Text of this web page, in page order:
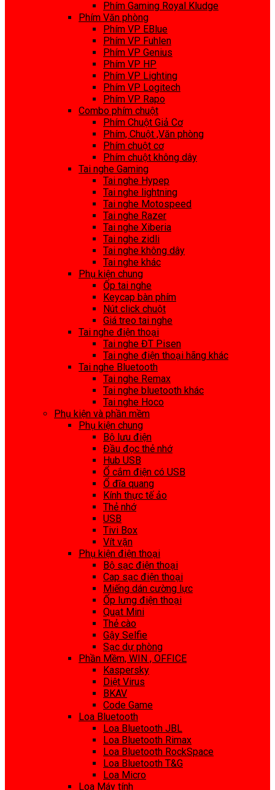
Phím Gaming Royal Kludge
Phím Văn phòng
Phím VP EBlue
Phím VP Fuhlen
Phím VP Genius
Phím VP HP
Phím VP Lighting
Phím VP Logitech
Phím VP Rapo
Combo phím chuột
Phím Chuột Giả Cơ
Phím, Chuột ,Văn phòng
Phím chuột cơ
Phím chuột không dây
Tai nghe Gaming
Tai nghe Hypep
Tai nghe lightning
Tai nghe Motospeed
Tai nghe Razer
Tai nghe Xiberia
Tai nghe zidli
Tai nghe không dây
Tai nghe khác
Phụ kiện chung
Ốp tai nghe
Keycap bàn phím
Nút click chuột
Giá treo tai nghe
Tai nghe điện thoại
Tai nghe ĐT Pisen
Tai nghe điện thoại hãng khác
Tai nghe Bluetooth
Tai nghe Remax
Tai nghe bluetooth khác
Tai nghe Hoco
Phụ kiện và phần mềm
Phụ kiện chung
Bộ lưu điện
Đầu đọc thẻ nhớ
Hub USB
Ổ cắm điện có USB
Ổ đĩa quang
Kính thực tế ảo
Thẻ nhớ
USB
Tivi Box
Vít vặn
Phụ kiện điện thoại
Bộ sạc điện thoại
Cap sạc điện thoại
Miếng dán cường lực
Ốp lưng điện thoại
Quạt Mini
Thẻ cào
Gậy Selfie
Sạc dự phòng
Phần Mềm, WIN , OFFICE
Kaspersky
Diệt Virus
BKAV
Code Game
Loa Bluetooth
Loa Bluetooth JBL
Loa Bluetooth Rimax
Loa Bluetooth RockSpace
Loa Bluetooth T&G
Loa Micro
Loa Máy tính